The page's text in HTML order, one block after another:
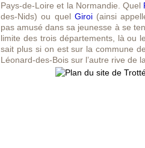
Pays-de-Loire et la Normandie. Quel
des-Nids) ou quel Giroi(ainsi
pas amusé dans sa jeunesse à se
limite des trois départements, là ou
sait plus si on est sur la commune
Léonard-des-Bois sur l’autre rive de